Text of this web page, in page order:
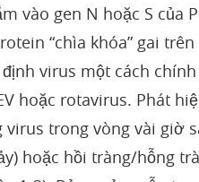
vào gen N hoặc S của
“chìa khóa” gai
virus một cách
hoặc rotavirus. Phát
virus trong vòng vài
hoặc hồi tràng/hỗng